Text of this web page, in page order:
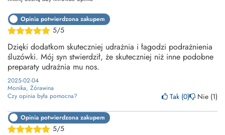
5/5
Opinia potwierdzona zakupem
Dzięki dodatkom skuteczniej udrażnia i łagodzi podrażnienia
śluzówki. Mój syn stwierdził, że skuteczniej niż inne podobne
preparaty udrażnia mu nos.
2025-02-04
Monika, Żórawina
Czy opinia była pomocna?
Tak 0 Nie 1
5/5
Opinia potwierdzona zakupem